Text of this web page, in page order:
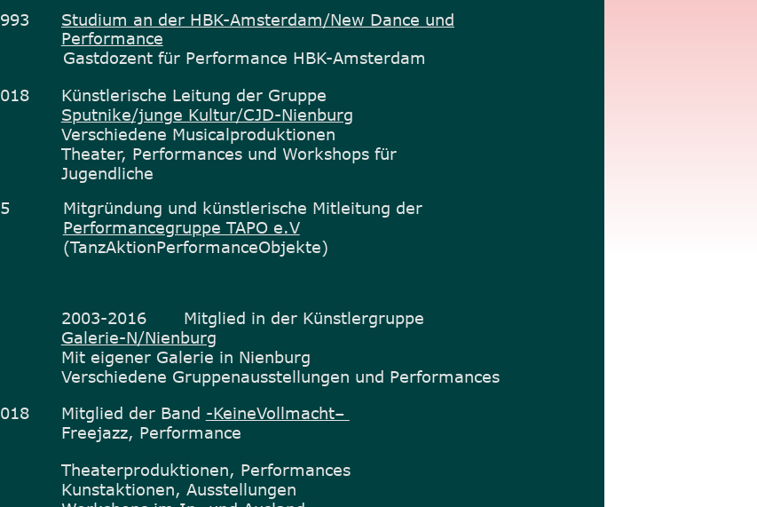
Mitgründung und künstlerische Mitleitung der
Performancegruppe TAPO e.V
(TanzAktionPerformanceObjekte)
1993
Studium an der HBK-Amsterdam/New Dance und
Performance
Gastdozent für Performance HBK-Amsterdam
Künstlerische Leitung der Gruppe
Sputnike/junge Kultur/CJD-Nienburg
Verschiedene Musicalproduktionen
Theater, Performances und Workshops für
Jugendliche
2003-2016       Mitglied in der Künstlergruppe
Galerie-N/Nienburg
Mit eigener Galerie in Nienburg
Verschiedene Gruppenausstellungen und Performances
Mitglied der Band -KeineVollmacht–
Freejazz, Performance
Theaterproduktionen, Performances
Kunstaktionen, Ausstellungen